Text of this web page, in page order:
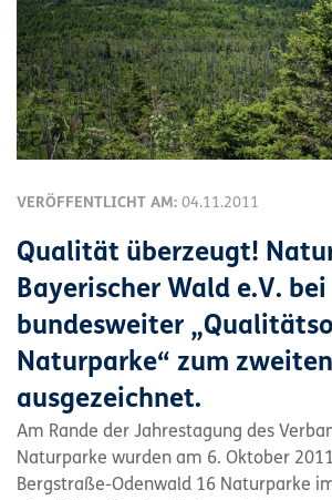
VERÖFFENTLICHT AM: 04.11.2011
Qualität überzeugt!
Bayerischer Wald e.V. bei
bundesweiter
Naturparke“ zum
ausgezeichnet.
Am Rande der Jahrestagung des
Naturparke wurden am 6. Oktober
Bergstraße-Odenwald 16 Naturparke